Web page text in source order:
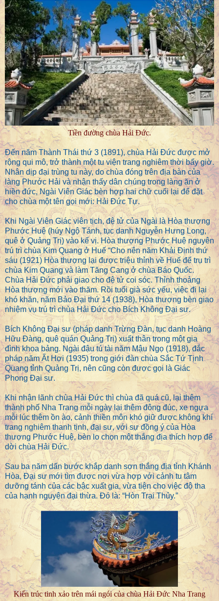
Tiền đường chùa Hải Đức.
Đến năm Thành Thái thứ 3 (1891), chùa Hải Đức được mở
rộng qui mô, trở thành một tu viện trang nghiêm thời bấy giờ.
Nhân dịp đại trùng tu này, do chùa đóng trên địa bàn của
làng Phước Hải và nhận thấy dân chúng trong làng ăn ở
hiền đức, Ngài Viên Giác bèn hợp hai chữ cuối lại để đặt
cho chùa một tên gọi mới: Hải Đức Tự.
Khi Ngài Viên Giác viên tịch, đệ tử của Ngài là Hòa thượng
Phước Huệ (húy Ngộ Tánh, tục danh Nguyễn Hưng Long,
quê ở Quảng Trị) vào kế vị. Hòa thượng Phước Huệ nguyên
trú trì chùa Kim Quang ở Huế “Cho nên năm Khải Định thứ
sáu (1921) Hòa thượng lại được triệu thỉnh về Huế để trụ trì
chùa Kim Quang và làm Tăng Cang ở chùa Báo Quốc.
Chùa Hải Đức phải giao cho đệ tử coi sóc. Thỉnh thoảng
Hòa thượng mới vào thăm. Rồi tuổi già sức yếu, việc đi lại
khó khăn, năm Bảo Đại thứ 14 (1938), Hòa thượng bèn giao
nhiệm vụ trú trì chùa Hải Đức cho Bích Không Đại sư.
Bích Không Đại sư (pháp danh Trừng Đàn, tục danh Hoàng
Hữu Đàng, quê quán Quảng Trị) xuất thân trong một gia
đình khoa bảng. Ngài đậu tú tài năm Mậu Ngọ (1918), đắc
pháp năm Ất Hợi (1935) trong giới đàn chùa Sắc Tứ Tịnh
Quang tỉnh Quảng Trị, nên cũng còn được gọi là Giác
Phong Đại sư.
Khi nhận lãnh chùa Hải Đức thì chùa đã quá cũ, lại thêm
thành phố Nha Trang mỗi ngày lại thêm đông đúc, xe ngựa
mỗi lúc thêm ồn ào, cảnh thiền môn khó giữ được không khí
trang nghiêm thanh tịnh, đại sư, với sự đồng ý của Hòa
thượng Phước Huệ, bèn lo chọn một thắng địa thích hợp để
dời chùa Hải Đức.
Sau ba năm dấn bước khắp danh sơn thắng địa tỉnh Khánh
Hòa, Đại sư mới tìm được nơi vừa hợp với cảnh tu tâm
dưỡng tánh của các bậc xuất gia, vừa tiện cho việc độ tha
của hạnh nguyện đại thừa. Đó là: “Hòn Trại Thủy.”
Kiến trúc tinh xảo trên mái ngói của chùa Hải Đức Nha Trang